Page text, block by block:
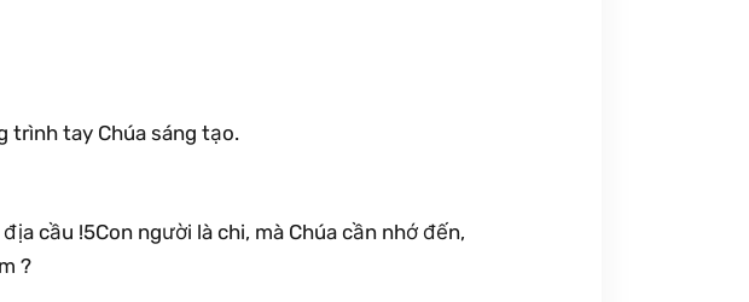
trình tay Chúa sáng tạo.
cầu !5Con người là chi, mà Chúa cần nhớ đến,
?